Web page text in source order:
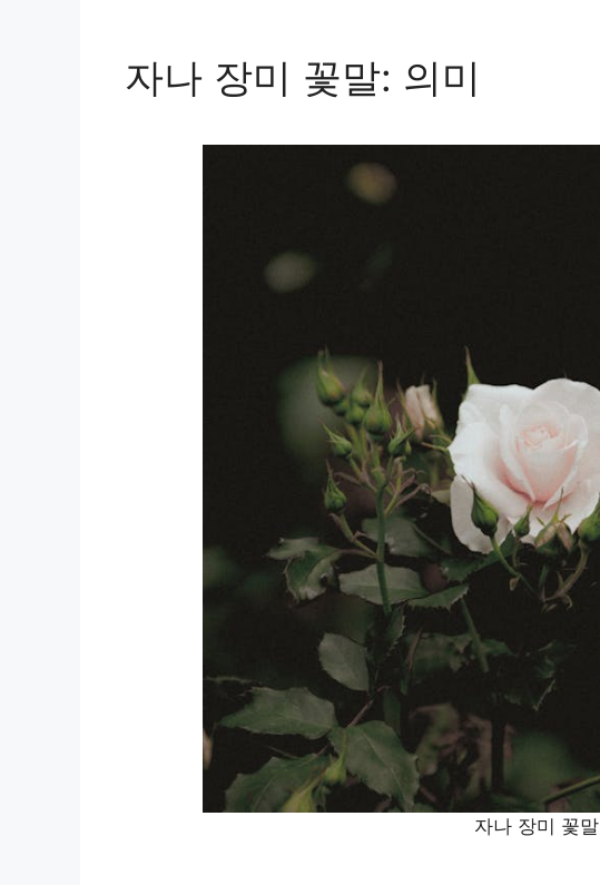
자나 장미 꽃말: 의미
자나 장미 꽃말